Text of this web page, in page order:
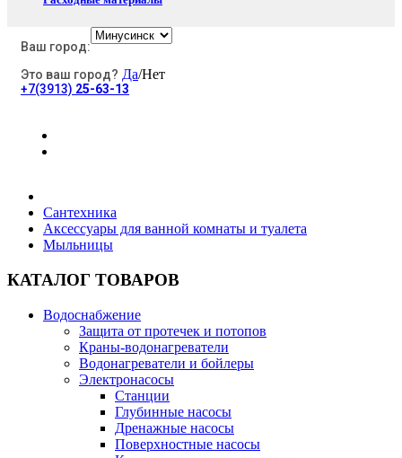
Электротовары
Строительные товары
Все для бани
Ваш город:
Это ваш город? Да/Нет
+7(3913) 25-63-13
Сантехника
Аксессуары для ванной комнаты и туалета
Мыльницы
КАТАЛОГ ТОВАРОВ
Водоснабжение
Защита от протечек и потопов
Краны-водонагреватели
Водонагреватели и бойлеры
Электронасосы
Станции
Глубинные насосы
Дренажные насосы
Поверхностные насосы